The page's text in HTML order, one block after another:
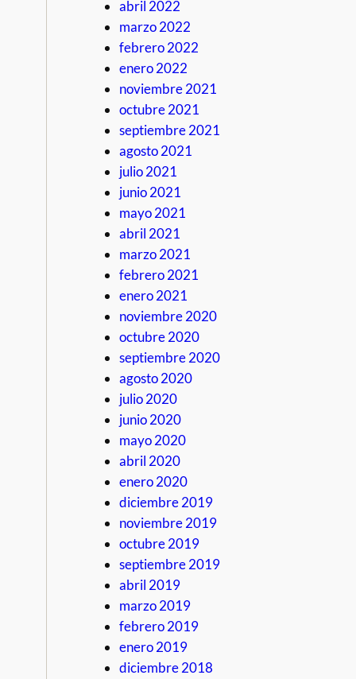
abril 2022
marzo 2022
febrero 2022
enero 2022
noviembre 2021
octubre 2021
septiembre 2021
agosto 2021
julio 2021
junio 2021
mayo 2021
abril 2021
marzo 2021
febrero 2021
enero 2021
noviembre 2020
octubre 2020
septiembre 2020
agosto 2020
julio 2020
junio 2020
mayo 2020
abril 2020
enero 2020
diciembre 2019
noviembre 2019
octubre 2019
septiembre 2019
abril 2019
marzo 2019
febrero 2019
enero 2019
diciembre 2018